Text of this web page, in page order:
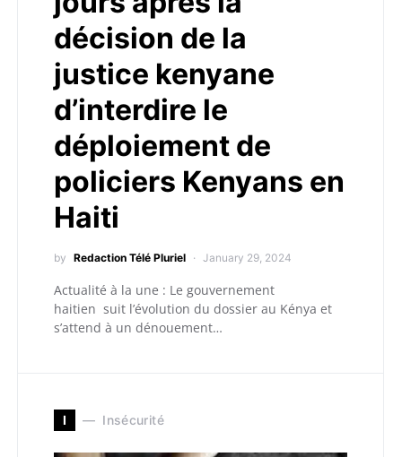
décision de la
justice kenyane
d’interdire le
déploiement de
policiers Kenyans en
Haiti
by Redaction Télé Pluriel January 29, 2024
Actualité à la une : Le gouvernement
haitien suit l’évolution du dossier au Kénya et
s’attend à un dénouement…
I Insécurité